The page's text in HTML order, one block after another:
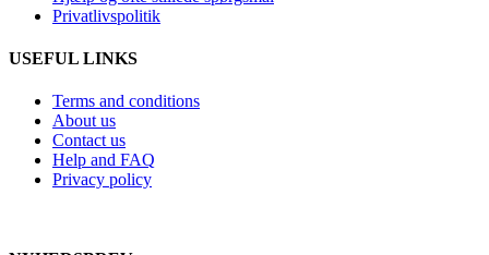
Privatlivspolitik
USEFUL LINKS
Terms and conditions
About us
Contact us
Help and FAQ
Privacy policy